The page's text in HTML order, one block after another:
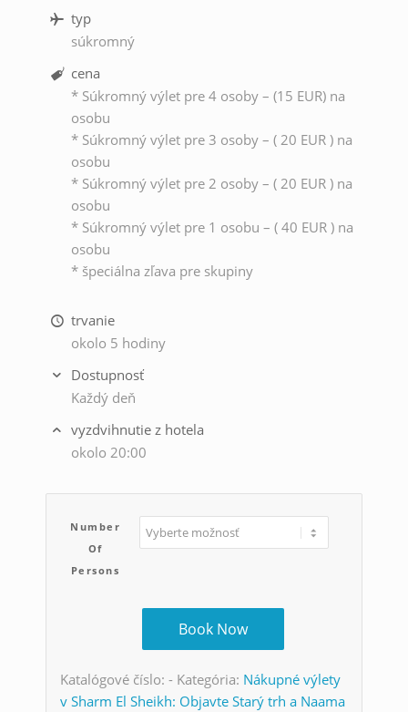
typ
súkromný
cena
* Súkromný výlet pre 4 osoby – (15 EUR) na
osobu
* Súkromný výlet pre 3 osoby – ( 20 EUR ) na
osobu
* Súkromný výlet pre 2 osoby – ( 20 EUR ) na
osobu
* Súkromný výlet pre 1 osobu – ( 40 EUR ) na
osobu
* špeciálna zľava pre skupiny
trvanie
okolo 5 hodiny
Dostupnosť
Každý deň
vyzdvihnutie z hotela
okolo 20:00
Number
Of
Persons
Book Now
Katalógové číslo: - Kategória: Nákupné výlety
v Sharm El Sheikh: Objavte Starý trh a Naama